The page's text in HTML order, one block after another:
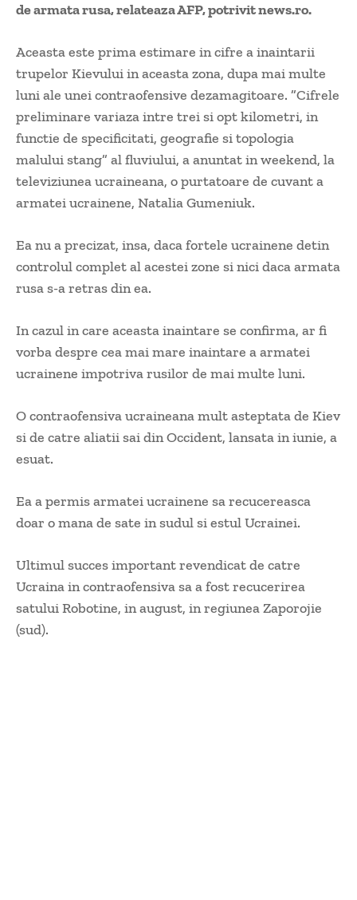
de armata rusa, relateaza AFP, potrivit news.ro.
Aceasta este prima estimare in cifre a inaintarii
trupelor Kievului in aceasta zona, dupa mai multe
luni ale unei contraofensive dezamagitoare. ”Cifrele
preliminare variaza intre trei si opt kilometri, in
functie de specificitati, geografie si topologia
malului stang” al fluviului, a anuntat in weekend, la
televiziunea ucraineana, o purtatoare de cuvant a
armatei ucrainene, Natalia Gumeniuk.
Ea nu a precizat, insa, daca fortele ucrainene detin
controlul complet al acestei zone si nici daca armata
rusa s-a retras din ea.
In cazul in care aceasta inaintare se confirma, ar fi
vorba despre cea mai mare inaintare a armatei
ucrainene impotriva rusilor de mai multe luni.
O contraofensiva ucraineana mult asteptata de Kiev
si de catre aliatii sai din Occident, lansata in iunie, a
esuat.
Ea a permis armatei ucrainene sa recucereasca
doar o mana de sate in sudul si estul Ucrainei.
Ultimul succes important revendicat de catre
Ucraina in contraofensiva sa a fost recucerirea
satului Robotine, in august, in regiunea Zaporojie
(sud).